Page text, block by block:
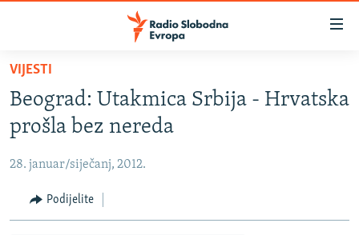
Pređite
glavni
sadržaj
Pređite
na
navigaciju
Pređite
BOSNA I HERCEGOVINA
SRBIJA
KOSOVO
CRNA GORA
VIJESTI
Beograd: Utakmica Srbija - Hrvatska
prošla bez nereda
28. januar/siječanj, 2012.
Podijelite